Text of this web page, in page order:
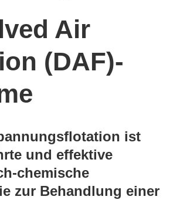
Air
(DAF)-
ist
und effektive
chemische
zur Behandlung einer